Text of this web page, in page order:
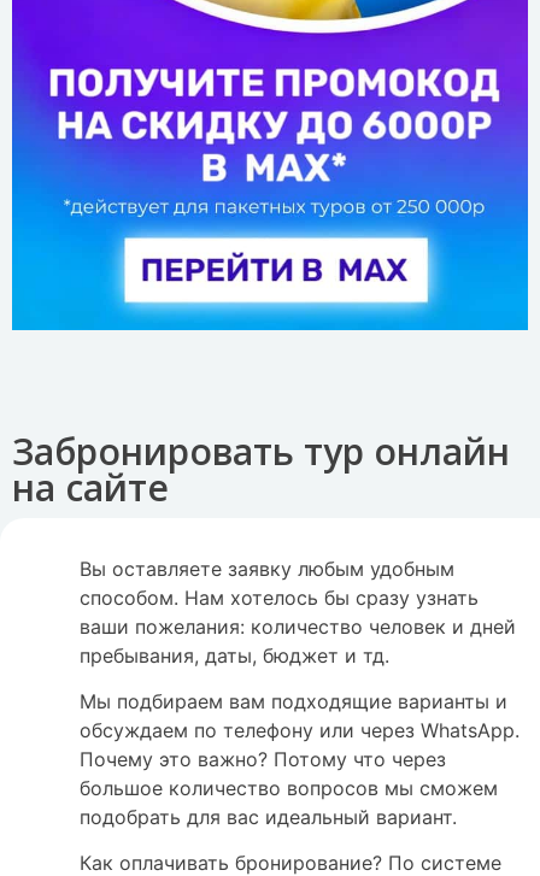
Забронировать тур онлайн
на сайте
Вы оставляете заявку любым удобным
способом. Нам хотелось бы сразу узнать
ваши пожелания: количество человек и дней
пребывания, даты, бюджет и тд.
Мы подбираем вам подходящие варианты и
обсуждаем по телефону или через WhatsApp.
Почему это важно? Потому что через
большое количество вопросов мы сможем
подобрать для вас идеальный вариант.
Как оплачивать бронирование? По системе